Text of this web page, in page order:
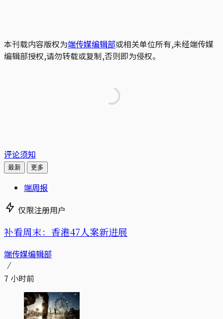
本刊载内容版权为端传媒编辑部或相关单位所有,未经端传媒
编辑部授权,请勿转载或复制,否则即为侵权。
评论须知
最新 更多
端周报
仅限注册用户
补看周末：香港47人案新进展
端传媒编辑部
7 小时前